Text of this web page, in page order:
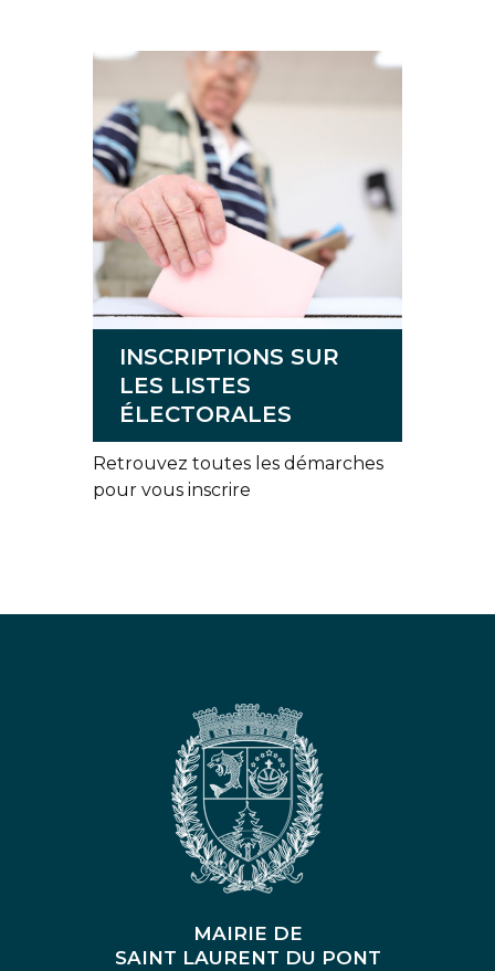
INSCRIPTIONS SUR
LES LISTES
ÉLECTORALES
Retrouvez toutes les démarches
pour vous inscrire
MAIRIE DE
SAINT LAURENT DU PONT